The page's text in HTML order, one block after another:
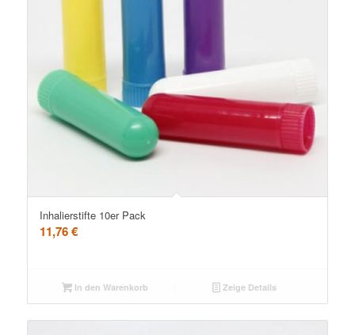
5.00
Inhalierstifte 10er Pack
11,76€
In den Warenkorb Zeige Details